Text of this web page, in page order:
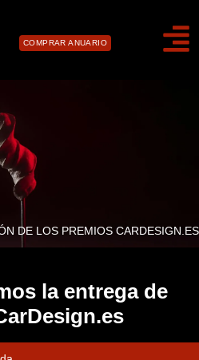
COMPRAR ANUARIO
DE LOS PREMIOS CARDESIGN.ES
la entrega de